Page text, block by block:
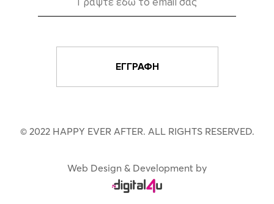
© 2022 HAPPY EVER AFTER. ALL RIGHTS RESERVED.
Web Design & Development by